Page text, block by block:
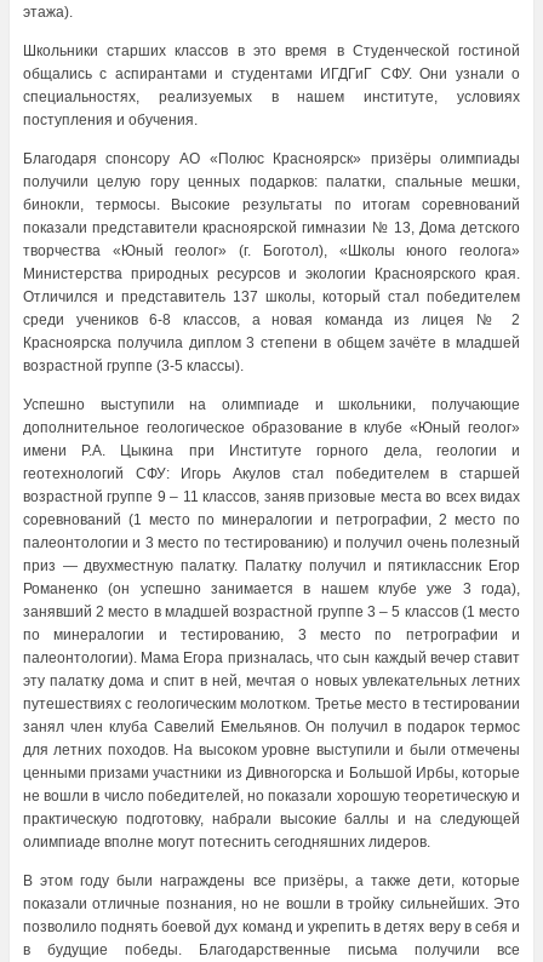
этажа).
Школьники старших классов в это время в Студенческой гостиной
общались с аспирантами и студентами ИГДГиГ СФУ. Они узнали о
специальностях, реализуемых в нашем институте, условиях
поступления и обучения.
Благодаря спонсору АО «Полюс Красноярск» призёры олимпиады
получили целую гору ценных подарков: палатки, спальные мешки,
бинокли, термосы. Высокие результаты по итогам соревнований
показали представители красноярской гимназии № 13, Дома детского
творчества «Юный геолог» (г. Боготол), «Школы юного геолога»
Министерства природных ресурсов и экологии Красноярского края.
Отличился и представитель 137 школы, который стал победителем
среди учеников 6-8 классов, а новая команда из лицея № 2
Красноярска получила диплом 3 степени в общем зачёте в младшей
возрастной группе (3-5 классы).
Успешно выступили на олимпиаде и школьники, получающие
дополнительное геологическое образование в клубе «Юный геолог»
имени Р.А. Цыкина при Институте горного дела, геологии и
геотехнологий СФУ: Игорь Акулов стал победителем в старшей
возрастной группе 9 – 11 классов, заняв призовые места во всех видах
соревнований (1 место по минералогии и петрографии, 2 место по
палеонтологии и 3 место по тестированию) и получил очень полезный
приз — двухместную палатку. Палатку получил и пятиклассник Егор
Романенко (он успешно занимается в нашем клубе уже 3 года),
занявший 2 место в младшей возрастной группе 3 – 5 классов (1 место
по минералогии и тестированию, 3 место по петрографии и
палеонтологии). Мама Егора призналась, что сын каждый вечер ставит
эту палатку дома и спит в ней, мечтая о новых увлекательных летних
путешествиях с геологическим молотком. Третье место в тестировании
занял член клуба Савелий Емельянов. Он получил в подарок термос
для летних походов. На высоком уровне выступили и были отмечены
ценными призами участники из Дивногорска и Большой Ирбы, которые
не вошли в число победителей, но показали хорошую теоретическую и
практическую подготовку, набрали высокие баллы и на следующей
олимпиаде вполне могут потеснить сегодняшних лидеров.
В этом году были награждены все призёры, а также дети, которые
показали отличные познания, но не вошли в тройку сильнейших. Это
позволило поднять боевой дух команд и укрепить в детях веру в себя и
в будущие победы. Благодарственные письма получили все